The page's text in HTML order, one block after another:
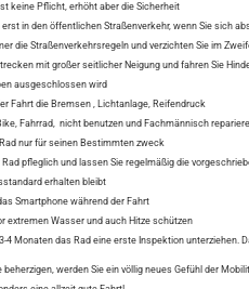
keine Pflicht, erhöht aber die Sicherheit
erst in den öffentlichen Straßenverkehr, wenn Sie sich
die Straßenverkehrsregeln und verzichten Sie im
mit großer seitlicher Neigung und fahren Sie
ausgeschlossen wird
Fahrt die Bremsen , Lichtanlage, Reifendruck
Fahrrad, nicht benutzen und Fachmännisch
nur für seinen Bestimmten zweck
Rad pfleglich und lassen Sie regelmäßig die
erhalten bleibt
Smartphone während der Fahrt
extremen Wasser und auch Hitze schützen
4 Monaten das Rad eine erste Inspektion unterziehen.
beherzigen, werden Sie ein völlig neues Gefühl der